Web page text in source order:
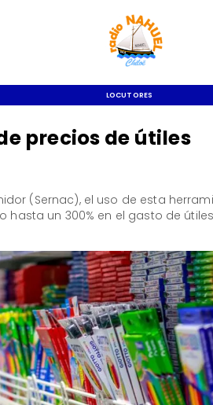
LOCUTORES
precios de útiles
(Sernac), el uso de esta
hasta un 300% en el gasto de útiles